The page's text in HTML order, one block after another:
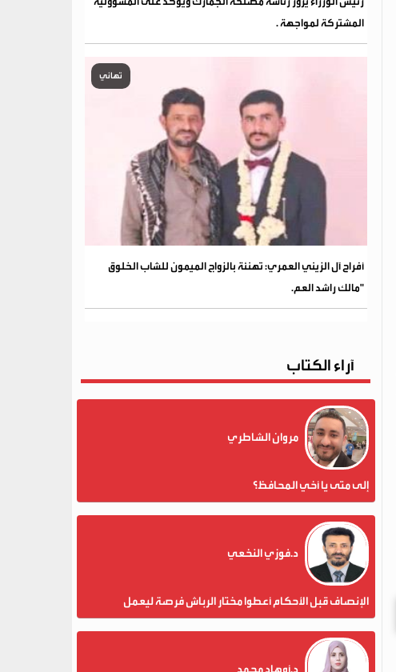
المشتركة لمواجهة .
تهاني
​أفراح آل الزيني العمري: تهنئة بالزواج الميمون للشاب الخلوق
"مالك راشد العم.
آراء الكتاب
مروان الشاطري
إلى متى يا أخي المحافظ؟
د.فوزي النخعي
الإنصاف قبل الأحكام أعطوا مختار الرباش فرصة ليعمل